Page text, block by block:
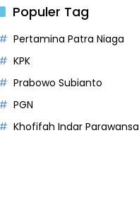
Populer Tag
Pertamina Patra Niaga
KPK
Prabowo Subianto
PGN
Khofifah Indar Parawansa